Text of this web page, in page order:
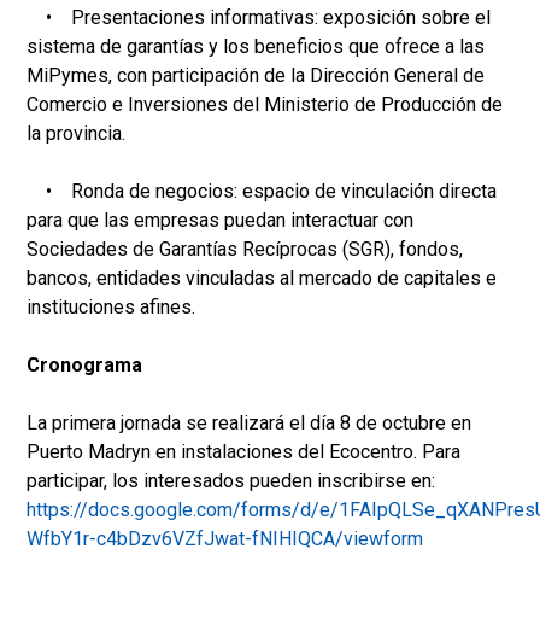
• Presentaciones informativas: exposición sobre el
sistema de garantías y los beneficios que ofrece a las
MiPymes, con participación de la Dirección General de
Comercio e Inversiones del Ministerio de Producción de
la provincia.
• Ronda de negocios: espacio de vinculación directa
para que las empresas puedan interactuar con
Sociedades de Garantías Recíprocas (SGR), fondos,
bancos, entidades vinculadas al mercado de capitales e
instituciones afines.
Cronograma
La primera jornada se realizará el día 8 de octubre en
Puerto Madryn en instalaciones del Ecocentro. Para
participar, los interesados pueden inscribirse en:
https://docs.google.com/forms/d/e/
WfbY1r-c4bDzv6VZfJwat-fNIHIQCA/viewform